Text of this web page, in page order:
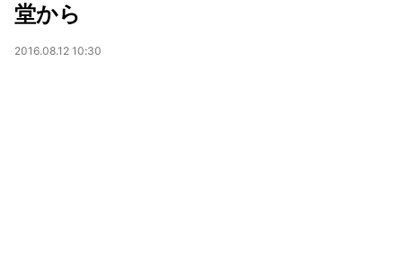
堂から
2016.08.12 10:30